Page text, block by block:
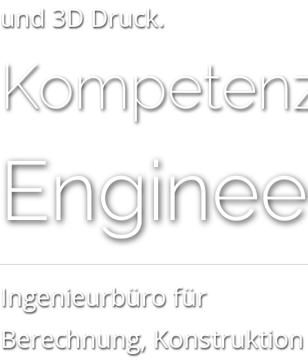
und 3D Druck.
Ingenieurbüro für
Berechnung, Konstruktion